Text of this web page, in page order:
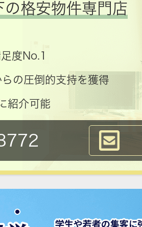
格安物件専門店
度No.1
の圧倒的支持を獲得
紹介可能